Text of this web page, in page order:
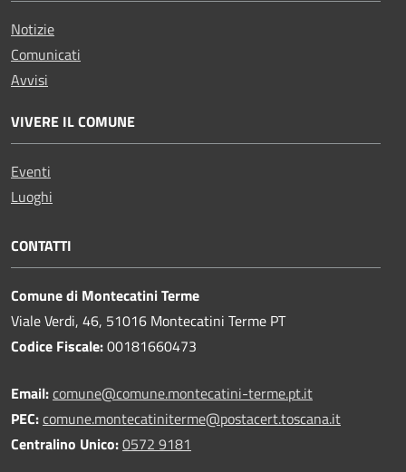
Notizie
Comunicati
Avvisi
VIVERE IL COMUNE
Eventi
Luoghi
CONTATTI
Comune di Montecatini Terme
Viale Verdi, 46, 51016 Montecatini Terme PT
Codice Fiscale:00181660473
Email:comune@comune.montecatini-terme.pt.it
PEC:comune.montecatiniterme@postacert.toscana.it
Centralino Unico:0572 9181